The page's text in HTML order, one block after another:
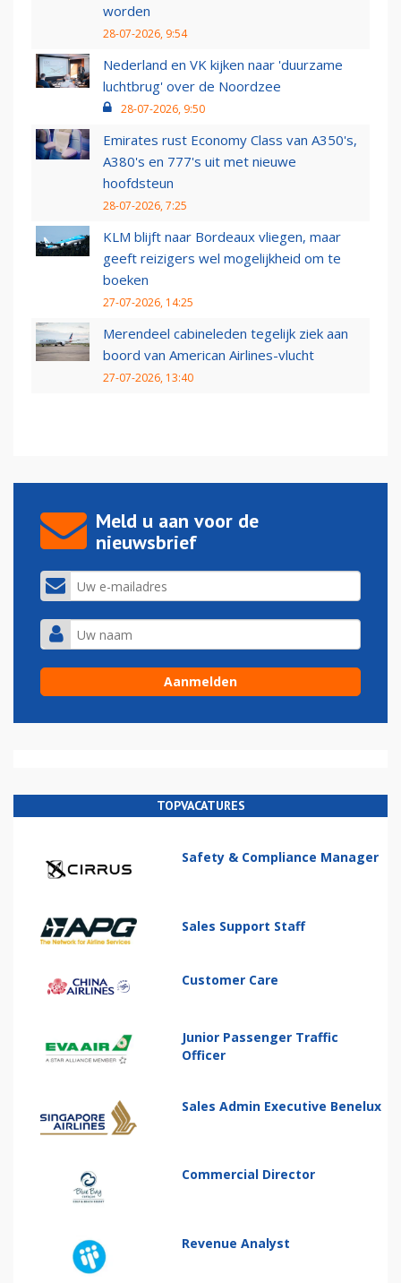
worden
28-07-2026, 9:54
Nederland en VK kijken naar 'duurzame
luchtbrug' over de Noordzee
28-07-2026, 9:50
Emirates rust Economy Class van A350's,
A380's en 777's uit met nieuwe
hoofdsteun
28-07-2026, 7:25
KLM blijft naar Bordeaux vliegen, maar
geeft reizigers wel mogelijkheid om te
boeken
27-07-2026, 14:25
Merendeel cabineleden tegelijk ziek aan
boord van American Airlines-vlucht
27-07-2026, 13:40
Meld u aan voor de
nieuwsbrief
TOPVACATURES
Safety & Compliance Manager
Sales Support Staff
Customer Care
Junior Passenger Traffic
Officer
Sales Admin Executive Benelux
Commercial Director
Revenue Analyst